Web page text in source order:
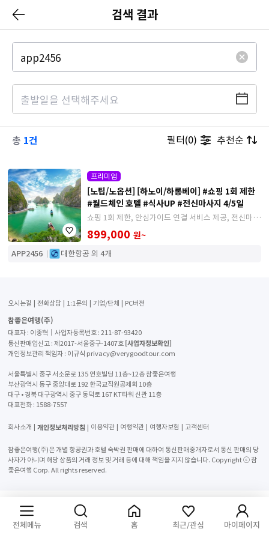
검색 결과
총 1건 추천순
필터(0)
프리미엄
[노팁/노옵션] [하노이/하롱베이] #쇼핑 1회 제한
#월드체인 호텔 #식사UP #전신마사지 4/5일
쇼핑 1회 제한, 안심가이드 연결 서비스 제공, 전신마사
지 90분, 수상인형극, 하롱베이 시티투어 버스
899,000 원~
APP2456 대한항공 외 4개
오시는길 전화상담 1:1문의 기업/단체 PC버전
참좋은여행(주)
대표자 : 이종혁│사업자등록번호 : 211-87-93420
통신판매업신고 : 제2017-서울중구-1407호 [사업자정보확인]
개인정보관리 책임자 : 이규식 privacy@verygoodtour.com
서울특별시 중구 서소문로 135 연호빌딩 11층~12층 참좋은여행
부산광역시 동구 중앙대로 192 한국교직원공제회 10층
대구 • 경북 대구광역시 중구 동덕로 167 KT타워 신관 11층
대표전화 : 1588-7557
회사소개 개인정보처리방침 이용약관 여행약관 여행자보험 고객센터
참좋은여행(주)은 개별 항공권과 호텔 숙박권 판매에 대하여 통신판매중개자로서 통신 판매의 당
사자가 아니며 해당 상품의 거래 정보 및 거래 등에 대해 책임을 지지 않습니다. Copyright ⓒ 참
좋은여행 Corp. All rights reserved.
전체메뉴 검색 홈 최근/관심 마이페이지